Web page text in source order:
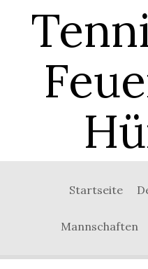
Startseite
Mannschaften